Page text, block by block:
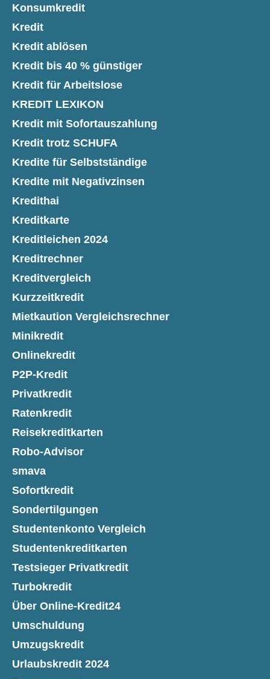
Konsumkredit
Kredit
Kredit ablösen
Kredit bis 40 % günstiger
Kredit für Arbeitslose
KREDIT LEXIKON
Kredit mit Sofortauszahlung
Kredit trotz SCHUFA
Kredite für Selbstständige
Kredite mit Negativzinsen
Kredithai
Kreditkarte
Kreditleichen 2024
Kreditrechner
Kreditvergleich
Kurzzeitkredit
Mietkaution Vergleichsrechner
Minikredit
Onlinekredit
P2P-Kredit
Privatkredit
Ratenkredit
Reisekreditkarten
Robo-Advisor
smava
Sofortkredit
Sondertilgungen
Studentenkonto Vergleich
Studentenkreditkarten
Testsieger Privatkredit
Turbokredit
Über Online-Kredit24
Umschuldung
Umzugskredit
Urlaubskredit 2024